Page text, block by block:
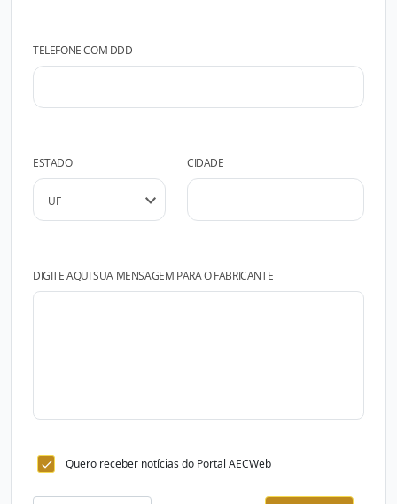
TELEFONE COM DDD
ESTADO CIDADE
DIGITE AQUI SUA MENSAGEM PARA O FABRICANTE
Quero receber notícias do Portal AECWeb